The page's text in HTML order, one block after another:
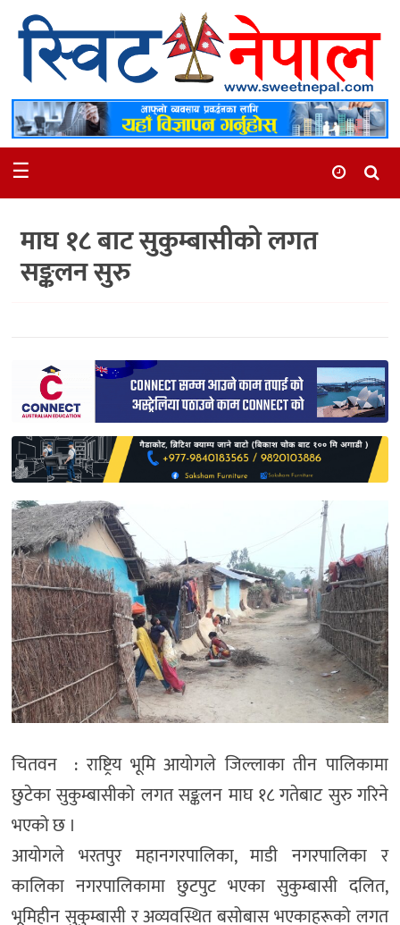
समाचार
स्थानीय
मनोरञ्जन
अन्तर्वार्ता
समाज
भिडियो
साहित्य
प्रदेश
English
☰
माघ १८ बाट सुकुम्बासीको लगत
सङ्कलन सुरु
चितवन : राष्ट्रिय भूमि आयोगले जिल्लाका तीन पालिकामा
छुटेका सुकुम्बासीको लगत सङ्कलन माघ १८ गतेबाट सुरु गरिने
भएको छ ।
आयोगले भरतपुर महानगरपालिका, माडी नगरपालिका र
कालिका नगरपालिकामा छुटपुट भएका सुकुम्बासी दलित,
भूमिहीन सुकुम्बासी र अव्यवस्थित बसोबास भएकाहरूको लगत